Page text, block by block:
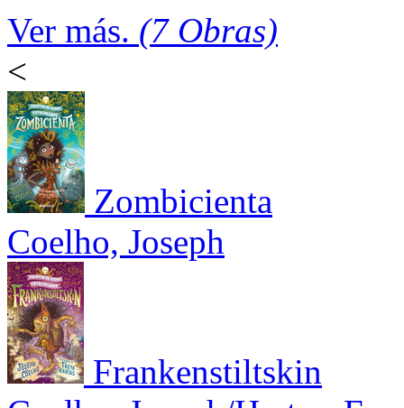
Ver más. (7 Obras)
<
Zombicienta
Coelho, Joseph
Frankenstiltskin